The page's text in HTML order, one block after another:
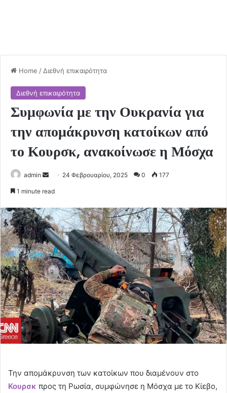
Home / Διεθνή επικαιρότητα
Διεθνή επικαιρότητα
Συμφωνία με την Ουκρανία για
την απομάκρυνση κατοίκων από
το Κουρσκ, ανακοίνωσε η Μόσχα
admin
Send 24 Φεβρουαρίου, 2025 0 177
1 minute read
Την απομάκρυνση των κατοίκων που διαμένουν στο
Κουρσκ προς τη Ρωσία, συμφώνησε η Μόσχα με το Κίεβο,